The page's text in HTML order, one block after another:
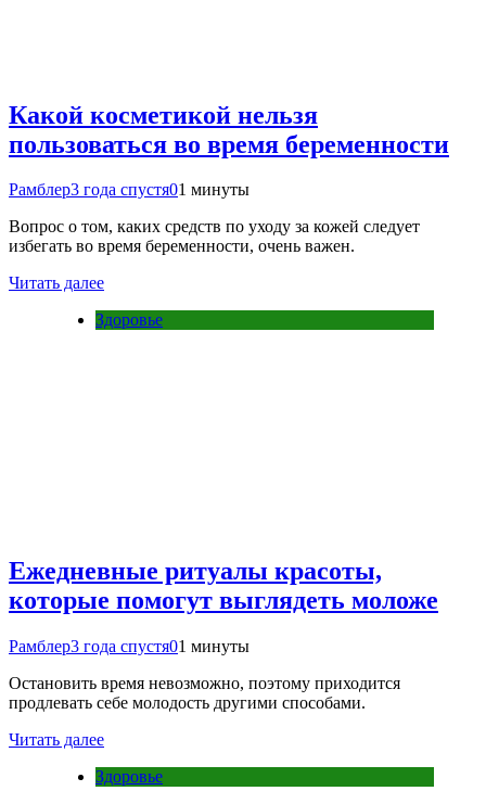
Какой косметикой нельзя
пользоваться во время беременности
Рамблер3 года спустя01 минуты
Вопрос о том, каких средств по уходу за кожей следует
избегать во время беременности, очень важен.
Читать далее
Здоровье
Ежедневные ритуалы красоты,
которые помогут выглядеть моложе
Рамблер3 года спустя01 минуты
Остановить время невозможно, поэтому приходится
продлевать себе молодость другими способами.
Читать далее
Здоровье